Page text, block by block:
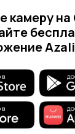
камеру на